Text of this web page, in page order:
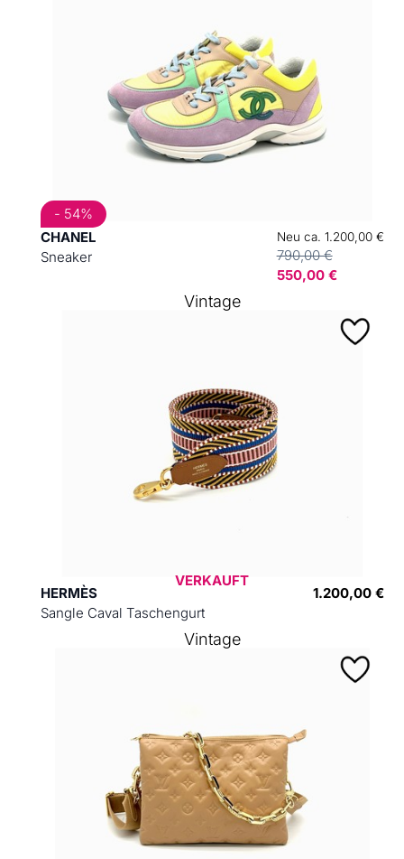
CHANEL
Sneaker
Neu ca. 1.200,00 €
790,00 €
550,00 €
- 54%
HERMÈS
Sangle Caval Taschengurt
1.200,00 €
VERKAUFT
Vintage
Vintage